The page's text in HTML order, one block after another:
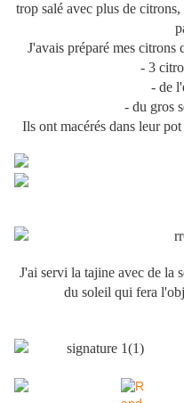
trop salé avec plus de
J'avais préparé mes
- 3
- de
- du gros
Ils ont macérés dans leur
J'ai servi la tajine avec de la
du soleil qui fera